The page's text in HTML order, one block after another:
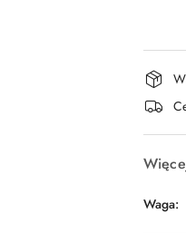
i
Waga: